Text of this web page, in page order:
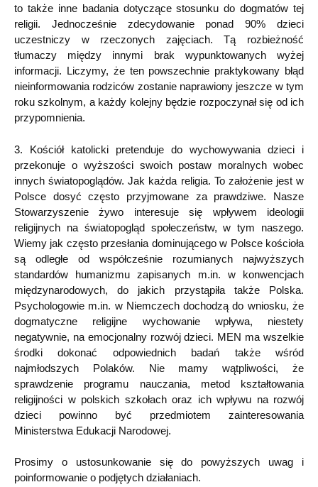
to także inne badania dotyczące stosunku do dogmatów tej
religii. Jednocześnie zdecydowanie ponad 90% dzieci
uczestniczy w rzeczonych zajęciach. Tą rozbieżność
tłumaczy między innymi brak wypunktowanych wyżej
informacji. Liczymy, że ten powszechnie praktykowany błąd
nieinformowania rodziców zostanie naprawiony jeszcze w tym
roku szkolnym, a każdy kolejny będzie rozpoczynał się od ich
przypomnienia.
3. Kościół katolicki pretenduje do wychowywania dzieci i
przekonuje o wyższości swoich postaw moralnych wobec
innych światopoglądów. Jak każda religia. To założenie jest w
Polsce dosyć często przyjmowane za prawdziwe. Nasze
Stowarzyszenie żywo interesuje się wpływem ideologii
religijnych na światopogląd społeczeństw, w tym naszego.
Wiemy jak często przesłania dominującego w Polsce kościoła
są odległe od współcześnie rozumianych najwyższych
standardów humanizmu zapisanych m.in. w konwencjach
międzynarodowych, do jakich przystąpiła także Polska.
Psychologowie m.in. w Niemczech dochodzą do wniosku, że
dogmatyczne religijne wychowanie wpływa, niestety
negatywnie, na emocjonalny rozwój dzieci. MEN ma wszelkie
środki dokonać odpowiednich badań także wśród
najmłodszych Polaków. Nie mamy wątpliwości, że
sprawdzenie programu nauczania, metod kształtowania
religijności w polskich szkołach oraz ich wpływu na rozwój
dzieci powinno być przedmiotem zainteresowania
Ministerstwa Edukacji Narodowej.
Prosimy o ustosunkowanie się do powyższych uwag i
poinformowanie o podjętych działaniach.